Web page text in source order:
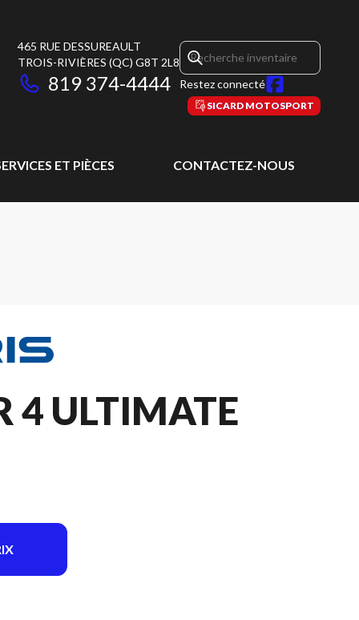
465 RUE DESSUREAULT
TROIS-RIVIÈRES (QC) G8T 2L8
819 374-4444 Restez connecté
SICARD MOTOSPORT
ET PIÈCES CONTACTEZ-NOUS
4 ULTIMATE